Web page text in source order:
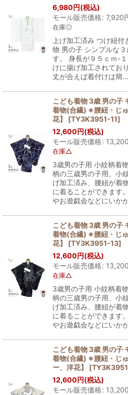
6,980円(税込)
モール販売価格: 7,920
在庫◎
上げ加工済み つけ紐
物 男の子 シンプルな
す。 身長が９５ｃｍ-
けに揚げ加工されてお
丈が合えば着付けは簡…
こども着物 3歳 男の子
着物(合繊) ※腰紐・じ
花】
[TY3K3951-11]
12,600円(税込)
モール販売価格: 13,200
在庫△
3歳男の子用 小紋柄着
柄の三歳男の子用、小
げ加工済み、腰紐が着
に着ることができます
やお遊戯会などにいか
こども着物 3歳 男の子
着物(合繊) ※腰紐・じ
花】
[TY3K3951-13]
12,600円(税込)
モール販売価格: 13,200
在庫△
3歳男の子用 小紋柄着
柄の三歳男の子用、小
げ加工済み、腰紐が着
に着ることができます
やお遊戯会などにいか
こども着物 3歳 男の子
着物(合繊) ※腰紐・じ
ー、洋花】
[
12,600円(税込)
モール販売価格: 13,200